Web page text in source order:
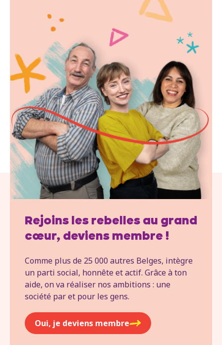
Rejoins les rebelles au grand
cœur, deviens membre !
Comme plus de 25 000 autres Belges, intègre
un parti social, honnête et actif. Grâce à ton
aide, on va réaliser nos ambitions : une
société par et pour les gens.
Oui, je deviens membre